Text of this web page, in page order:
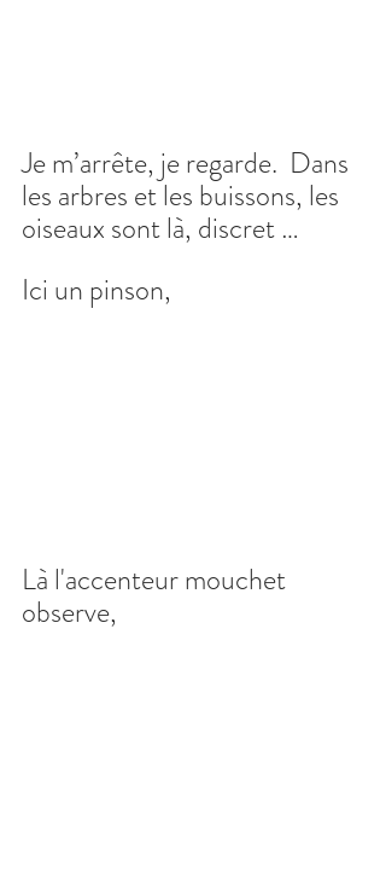
Je m’arrête, je regarde.  Dans
les arbres et les buissons, les
oiseaux sont là, discret …
Ici un pinson,
Là l'accenteur mouchet
observe,